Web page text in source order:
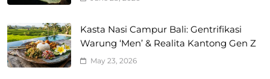
Kasta Nasi Campur Bali: Gentrifikasi
Warung ‘Men’ & Realita Kantong Gen Z
May 23, 2026